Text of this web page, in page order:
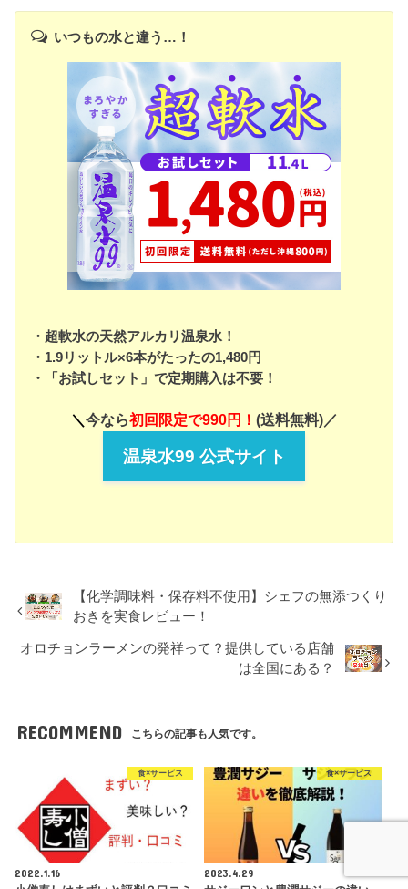
いつもの水と違う…！
・超軟水の天然アルカリ温泉水！
・1.9リットル×6本がたったの1,480円
・「お試しセット」で定期購入は不要！
＼ 今なら初回限定で990円！ (送料無料)／
温泉水99 公式サイト
【化学調味料・保存料不使用】シェフの無添つくり
おきを実食レビュー！
オロチョンラーメンの発祥って？提供している店舗
は全国にある？
RECOMMEND こちらの記事も人気です。
食×サービス
2022.1.16
食×サービス
2023.4.29